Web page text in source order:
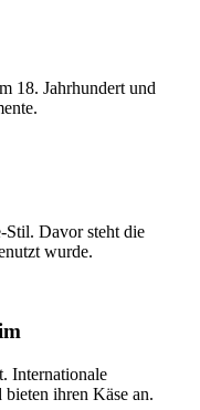
18. Jahrhundert und
Stil. Davor steht die
wurde.
Internationale
ihren Käse an.